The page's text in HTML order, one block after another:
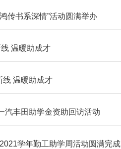
传书系深情”活动圆满举办
温暖助成才
暖冬活动：温暖不断线 温暖助成才
汽丰田助学金资助回访活动
学年勤工助学周活动圆满完成